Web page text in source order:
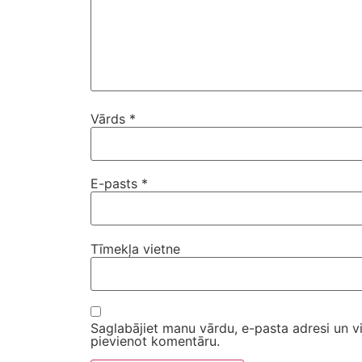
Vārds *
E-pasts *
Tīmekļa vietne
Saglabājiet manu vārdu, e-pasta adresi un
pievienot komentāru.